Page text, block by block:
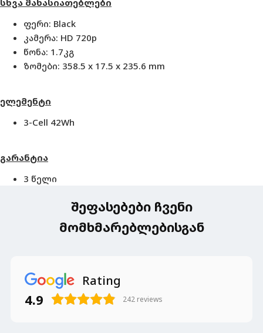
ფერი: Black
კამერა: HD 720p
წონა: 1.7კგ
ზომები: 358.5 x 17.5 x 235.6 mm
ელემენტი
3-Cell 42Wh
გარანტია
3 წელი
შეფასებები ჩვენი
მომხმარებლებისგან
Rating
4.9 242 reviews